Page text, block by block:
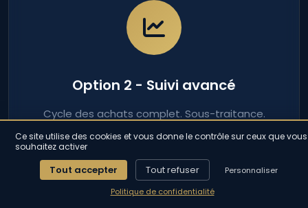
Option 2 - Suivi avancé
Cycle des achats complet. Sous-traitance.
Réapprovisionnement automatique. Analytique
Ce site utilise des cookies et vous donne le contrôle sur ceux que vous
souhaitez activer
Tout accepter Tout refuser
Personnaliser
Politique de confidentialité